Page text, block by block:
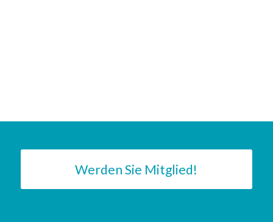
Werden Sie Mitglied!